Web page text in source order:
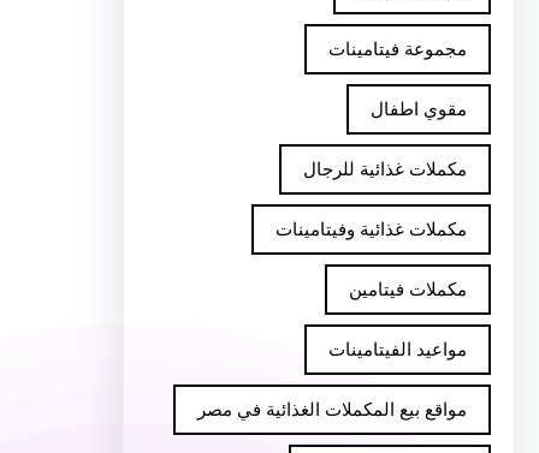
مجموعة فيتامينات
مقوي اطفال
مكملات غذائية للرجال
مكملات غذائية وفيتامينات
مكملات فيتامين
مواعيد الفيتامينات
مواقع بيع المكملات الغذائية في مصر